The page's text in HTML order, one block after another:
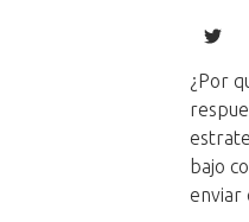
¿Por
bajo
enviar